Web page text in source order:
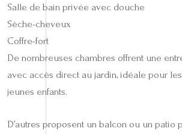
Salle de bain privée avec douche
Sèche-cheveux
Coffre-fort
De nombreuses chambres offrent une
avec accès direct au jardin, idéale pour
jeunes enfants.
D’autres proposent un balcon ou un patio